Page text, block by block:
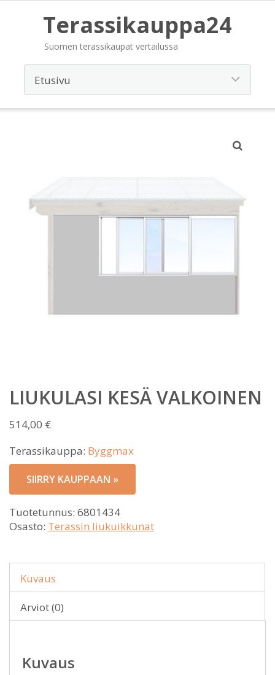
Terassikauppa24
Suomen terassikaupat vertailussa
LIUKULASI KESÄ VALKOINEN
514,00 €
Terassikauppa: Byggmax
SIIRRY KAUPPAAN »
Tuotetunnus: 6801434
Osasto: Terassin liukuikkunat
Kuvaus
Arviot (0)
Kuvaus